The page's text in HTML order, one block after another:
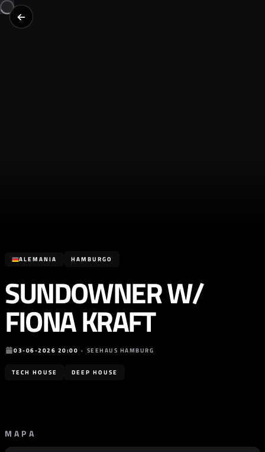
ALEMANIA HAMBURGO
SUNDOWNER W/
FIONA KRAFT
03-06-2026 20:00 • SEEHAUS HAMBURG
TECH HOUSE DEEP HOUSE
MAPA